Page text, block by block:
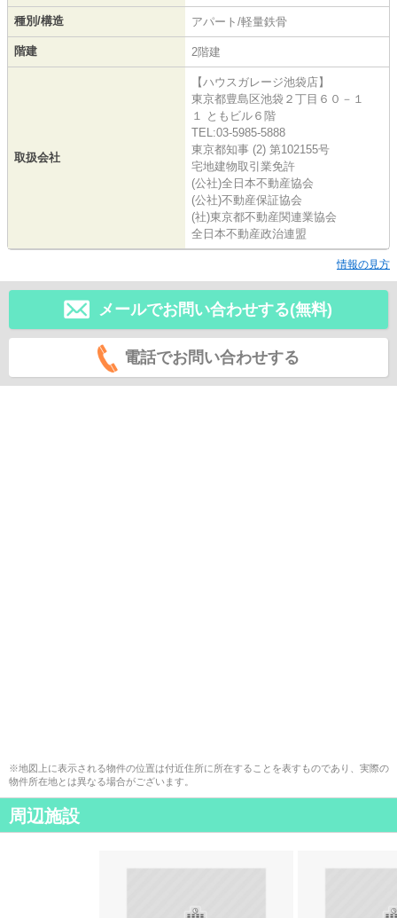
種別/構造 アパート/軽量鉄骨
階建 2階建
取扱会社
【ハウスガレージ池袋店】
東京都豊島区池袋２丁目６０－１
１ ともビル６階
TEL:03-5985-5888
東京都知事 (2) 第102155号
宅地建物取引業免許
(公社)全日本不動産協会
(公社)不動産保証協会
(社)東京都不動産関連業協会
全日本不動産政治連盟
情報の見方
メールでお問い合わせする(無料)
電話でお問い合わせする
※地図上に表示される物件の位置は付近住所に所在することを表すものであり、実際の
物件所在地とは異なる場合がございます。
周辺施設